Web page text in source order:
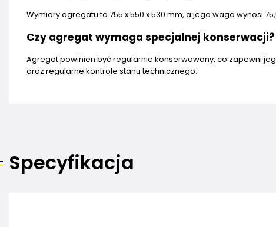
Wymiary agregatu to 755 x 550 x 530 mm, a jego waga wynosi
Czy agregat wymaga specjalnej konserwacji?
Agregat powinien być regularnie konserwowany, co zapewni
oraz regularne kontrole stanu technicznego.
Specyfikacja